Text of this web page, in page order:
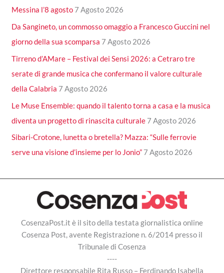
Messina l’8 agosto 7 Agosto 2026
Da Sangineto, un commosso omaggio a Francesco Guccini nel
giorno della sua scomparsa 7 Agosto 2026
Tirreno d’AMare – Festival dei Sensi 2026: a Cetraro tre
serate di grande musica che confermano il valore culturale
della Calabria 7 Agosto 2026
Le Muse Ensemble: quando il talento torna a casa e la musica
diventa un progetto di rinascita culturale 7 Agosto 2026
Sibari-Crotone, lunetta o bretella? Mazza: “Sulle ferrovie
serve una visione d’insieme per lo Jonio” 7 Agosto 2026
CosenzaPost.it è il sito della testata giornalistica online
Cosenza Post, avente Registrazione n. 6/2014 presso il
Tribunale di Cosenza
----
Direttore responsabile Rita Russo – Ferdinando Isabella